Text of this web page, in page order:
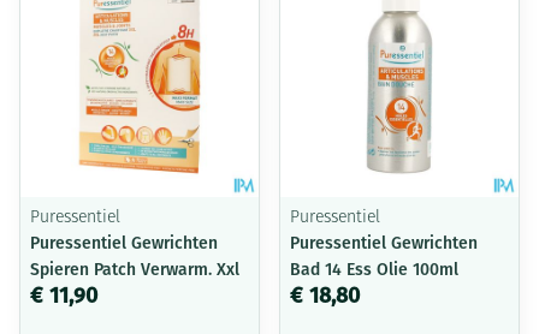
Puressentiel
Puressentiel Gewrichten
Spieren Patch Verwarm. Xxl
€ 11,90
Puressentiel
Puressentiel Gewrichten
Bad 14 Ess Olie 100ml
€ 18,80